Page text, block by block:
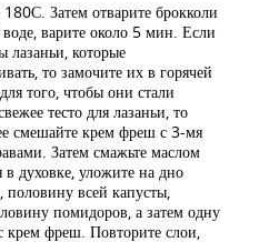
180С. Затем отварите брокколи
варите около 5 мин. Если
лазаньи, которые
то замочите их в горячей
того, чтобы они стали
тесто для лазаньи, то
смешайте крем фреш с 3-мя
Затем смажьте маслом
духовке, уложите на дно
половину всей капусты,
помидоров, а затем одну
крем фреш. Повторите слои,